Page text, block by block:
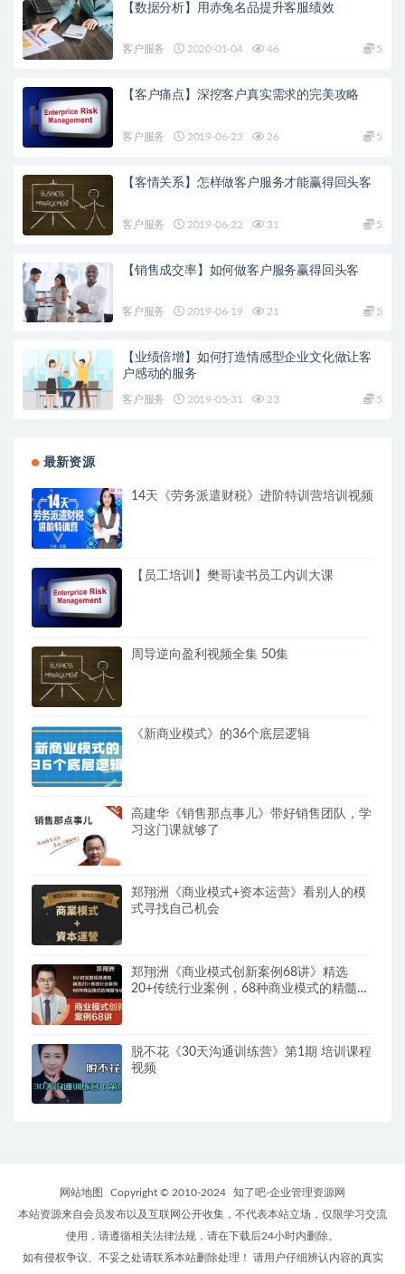
【数据分析】用赤兔名品提升客服绩效
客户服务 2020-01-04 46 5
【客户痛点】深挖客户真实需求的完美攻略
客户服务 2019-06-23 26 5
【客情关系】怎样做客户服务才能赢得回头客
客户服务 2019-06-22 31 5
【销售成交率】如何做客户服务赢得回头客
客户服务 2019-06-19 21 5
【业绩倍增】如何打造情感型企业文化做让客
户感动的服务
客户服务 2019-05-31 23 5
最新资源
14天《劳务派遣财税》进阶特训营培训视频
【员工培训】樊哥读书员工内训大课
周导逆向盈利视频全集 50集
《新商业模式》的36个底层逻辑
高建华《销售那点事儿》带好销售团队，学
习这门课就够了
郑翔洲《商业模式+资本运营》看别人的模
式寻找自己机会
郑翔洲《商业模式创新案例68讲》精选
20+传统行业案例，68种商业模式的精髓与
脱不花《30天沟通训练营》第1期 培训课程
视频
网站地图 Copyright © 2010-2024
知了吧-企业管理资源网
本站资源来自会员发布以及互联网公开收集，不代表本站立场，仅限学习交流
使用，请遵循相关法律法规，请在下载后24小时内删除。
如有侵权争议、不妥之处请联系本站删除处理！ 请用户仔细辨认内容的真实